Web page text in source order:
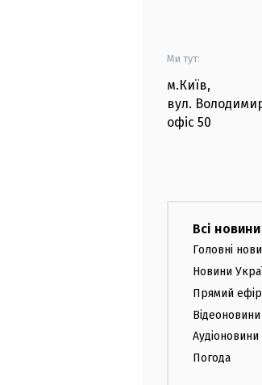
Ми тут:
м.Київ,
вул.
офіс 50
Всі новини
Головні
Новини
Прямий ефір
Відеоновини
Аудіоновини
Погода